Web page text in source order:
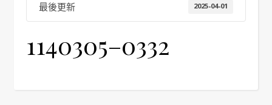
最後更新 2025-04-01
1140305–0332